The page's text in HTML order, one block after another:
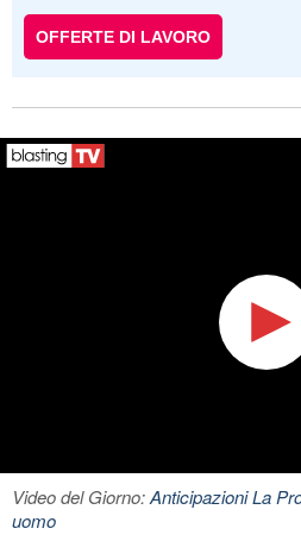
OFFERTE DI LAVORO
Video del Giorno:Anticipazioni La
uomo